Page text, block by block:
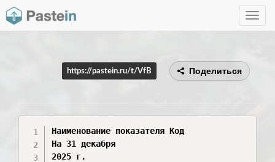
Toggle
https://pastein.ru/t/VfB Поделиться
Наименование показателя Код
На 31 декабря
2025 г.